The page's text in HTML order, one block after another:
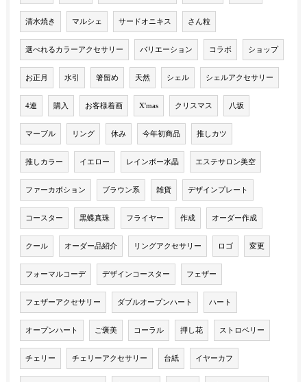
清水焼き マルシェ サードオニキス さん粒
選べれるカラーアクセサリー バリエーション コラボ ショップ
お正月 水引 箸留め 天然 シェル シェルアクセサリー
4連 購入 お客様着画 X'mas クリスマス 八坂
マーブル リング 休み 今年初商品 推しカツ
推しカラー イエロー レインボー水晶 エステサロン美空
ファーカボション ブラウン系 雑貨 デザインプレート
コースター 黒蝶真珠 フライヤー 作成 オーダー作成
クール オーダー品紹介 リングアクセサリー ロゴ 変更
フォーマルコーデ デザインコースター フェザー
フェザーアクセサリー ダブルオープンハート ハート
オープンハート ご褒美 コーラル 押し花 ストロベリー
チェリー チェリーアクセサリー 台紙 イヤーカフ